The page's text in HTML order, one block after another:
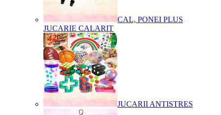
CAL, PONEI PLUS
JUCARIE CALARIT
JUCARII ANTISTRES